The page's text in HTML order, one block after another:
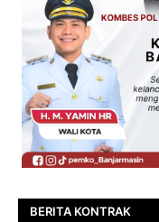
BERITA KONTRAK